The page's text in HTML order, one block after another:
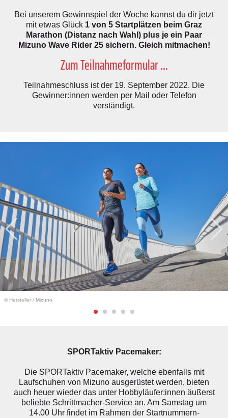
Bei unserem Gewinnspiel der Woche kannst du dir jetzt
mit etwas Glück 1 von 5 Startplätzen beim Graz
Marathon (Distanz nach Wahl) plus je ein Paar
Mizuno Wave Rider 25 sichern. Gleich mitmachen!
Zum Teilnahmeformular ...
Teilnahmeschluss ist der 19. September 2022. Die
Gewinner:innen werden per Mail oder Telefon
verständigt.
© Hersteller / Mizuno
SPORTaktiv Pacemaker:
Die SPORTaktiv Pacemaker, welche ebenfalls mit
Laufschuhen von Mizuno ausgerüstet werden, bieten
auch heuer wieder das unter Hobbyläufer:innen äußerst
beliebte Schrittmacher-Service an. Am Samstag um
14.00 Uhr findet im Rahmen der Startnummern-